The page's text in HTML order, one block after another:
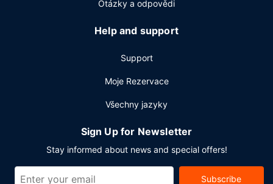
novin ve vestibulu a čistírna oděvů. Obchodní a
společenské akce lze pořádat v 25 zasedacích
místnostech. Přímo v areálu je hostům k dispozici
Otázky a odpovědi
Help and support
Support
Moje Rezervace
Všechny jazyky
Sign Up for Newsletter
Stay informed about news and special offers!
Subscribe